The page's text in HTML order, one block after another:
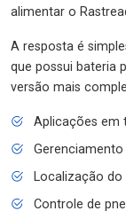
alimentar o
A resposta é
que possui bateria
versão mais
Aplicações em
Localização
Controle de